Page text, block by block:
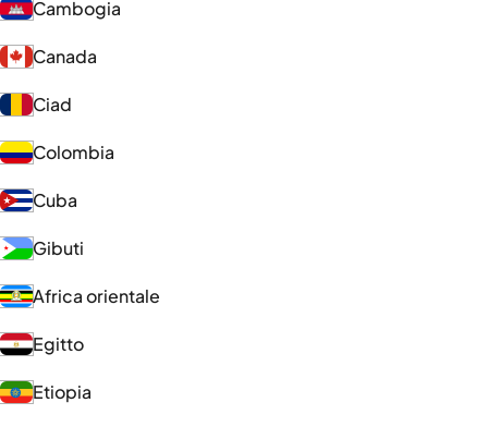
Cambogia
Canada
Ciad
Colombia
Cuba
Gibuti
Africa orientale
Egitto
Etiopia